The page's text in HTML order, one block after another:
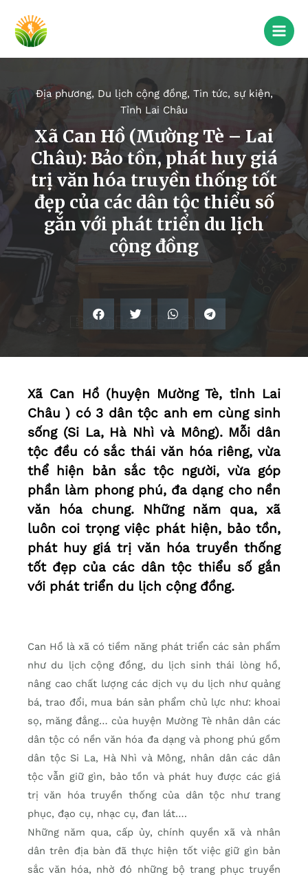
Địa phương, Du lịch cộng đồng, Tin tức, sự kiện,
Tỉnh Lai Châu
Xã Can Hồ (Mường Tè – Lai
Châu): Bảo tồn, phát huy giá
trị văn hóa truyền thống tốt
đẹp của các dân tộc thiểu số
gắn với phát triển du lịch
cộng đồng
Xã Can Hồ (huyện Mường Tè, tỉnh Lai
Châu ) có 3 dân tộc anh em cùng sinh
sống (Si La, Hà Nhì và Mông). Mỗi dân
tộc đều có sắc thái văn hóa riêng, vừa
thể hiện bản sắc tộc người, vừa góp
phần làm phong phú, đa dạng cho nền
văn hóa chung. Những năm qua, xã
luôn coi trọng việc phát hiện, bảo tồn,
phát huy giá trị văn hóa truyền thống
tốt đẹp của các dân tộc thiểu số gắn
với phát triển du lịch cộng đồng.
Can Hồ là xã có tiềm năng phát triển các sản phẩm
như du lịch cộng đồng, du lịch sinh thái lòng hồ,
nâng cao chất lượng các dịch vụ du lịch như quảng
bá, trao đổi, mua bán sản phẩm chủ lực như: khoai
sọ, măng đắng… của huyện Mường Tè nhân dân các
dân tộc có nền văn hóa đa dạng và phong phú gồm
dân tộc Si La, Hà Nhì và Mông, nhân dân các dân
tộc vẫn giữ gìn, bảo tồn và phát huy được các giá
trị văn hóa truyền thống của dân tộc như trang
phục, đạo cụ, nhạc cụ, đan lát….
Những năm qua, cấp ủy, chính quyền xã và nhân
dân trên địa bàn đã thực hiện tốt việc giữ gìn bản
sắc văn hóa, nhờ đó những bộ trang phục truyền